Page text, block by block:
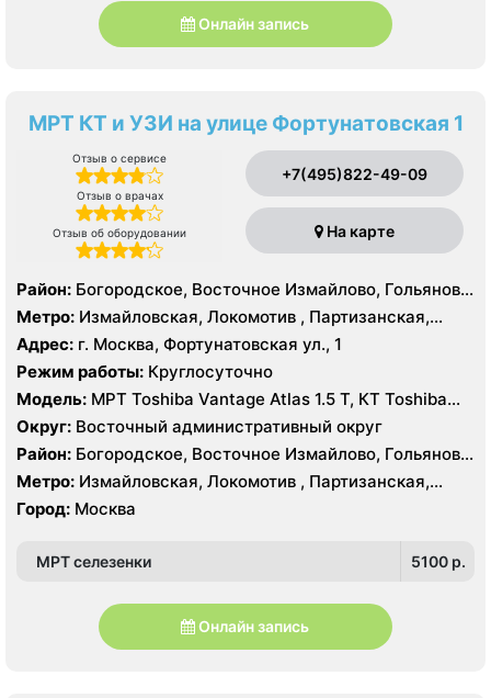
Онлайн запись
МРТ КТ и УЗИ на улице Фортунатовская 1
Отзыв о сервисе
Отзыв о врачах
Отзыв об оборудовании
+7(495)822-49-09
На карте
Район: Богородское, Восточное Измайлово, Гольяново,
Измайлово, Соколиная Гора
Метро: Измайловская, Локомотив , Партизанская,
Преображенская площадь, Черкизовская
Адрес: г. Москва, Фортунатовская ул., 1
Режим работы: Круглосуточно
Модель: МРТ Toshiba Vantage Atlas 1.5 Т, КТ Toshiba
Aquilion Prime 160 срезов, Toshiba Aquilion CXL 128
срезов, Body Tom 32 среза УЗИ GE Voluson E8, GE Vivid
9
Округ: Восточный административный округ
Район: Богородское, Восточное Измайлово, Гольяново,
Измайлово, Соколиная Гора
Метро: Измайловская, Локомотив , Партизанская,
Преображенская площадь, Черкизовская
Город: Москва
МРТ селезенки 5100 p.
Онлайн запись